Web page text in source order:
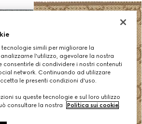
tecnologie simili per migliorare la
l'utilizzo, agevolare la nostra
consentirle di condividere i nostri contenuti
network. Continuando ad utilizzare
le presenti condizioni d'uso.
su queste tecnologie e sul loro utilizzo
consultare la nostra
Politica sui cookie.